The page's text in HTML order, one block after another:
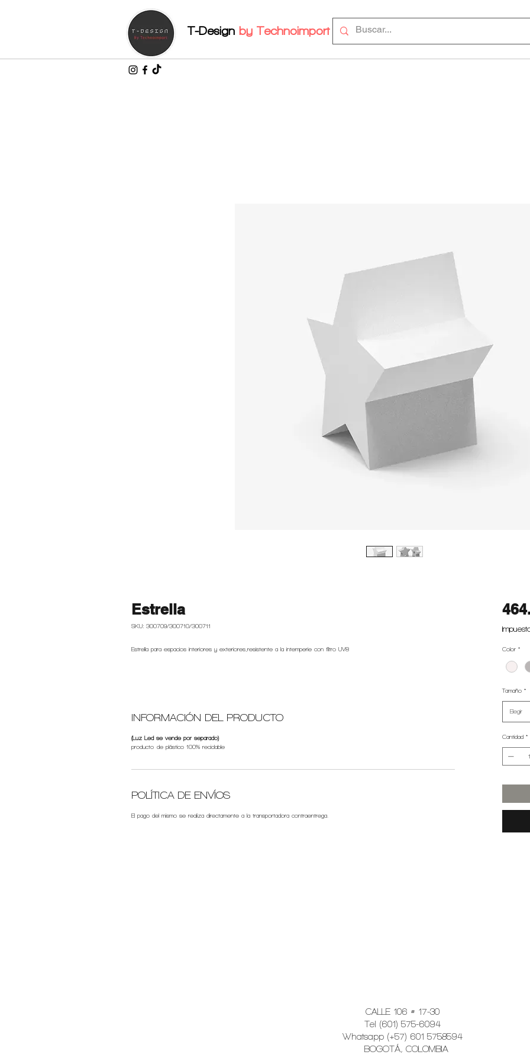
T-Design by Technoimport
Estrella
SKU: 300709/300710/300711
Estrella para espacios interiores y exteriores,resistente a la intemperie con filtro UV8
INFORMACIÓN DEL PRODUCTO
(Luz Led se vende por separado)
producto de plástico 100% reciclable
POLÍTICA DE ENVÍOS
El pago del mismo se realiza directamente a la transportadora contraentrega.
Color *
Tamaño *
Elegir
Cantidad *
CALLE 106 # 17-30
Tel (601) 575-6094
Whatsapp (+57) 601 5758594
BOGOTÁ, COLOMBIA